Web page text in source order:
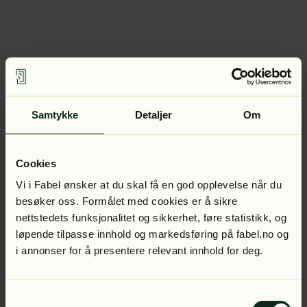
Samtykke Detaljer Om
Cookies
Vi i Fabel ønsker at du skal få en god opplevelse når du
besøker oss. Formålet med cookies er å sikre
nettstedets funksjonalitet og sikkerhet, føre statistikk, og
løpende tilpasse innhold og markedsføring på fabel.no og
i annonser for å presentere relevant innhold for deg.